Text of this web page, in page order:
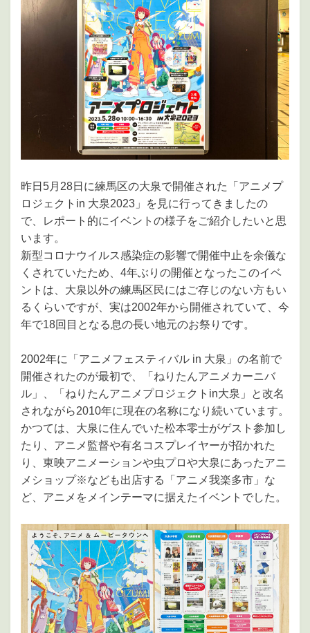
昨日5月28日に練馬区の大泉で開催された「アニメプ
ロジェクトin 大泉2023」を見に行ってきましたの
で、レポート的にイベントの様子をご紹介したいと思
います。
新型コロナウイルス感染症の影響で開催中止を余儀な
くされていたため、4年ぶりの開催となったこのイベ
ントは、大泉以外の練馬区民にはご存じのない方もい
るくらいですが、実は2002年から開催されていて、今
年で18回目となる息の長い地元のお祭りです。
2002年に「アニメフェスティバル in 大泉」の名前で
開催されたのが最初で、「ねりたんアニメカーニバ
ル」、「ねりたんアニメプロジェクトin大泉」と改名
されながら2010年に現在の名称になり続いています。
かつては、大泉に住んでいた松本零士がゲスト参加し
たり、アニメ監督や有名コスプレイヤーが招かれた
り、東映アニメーションや虫プロや大泉にあったアニ
メショップ※なども出店する「アニメ我楽多市」な
ど、アニメをメインテーマに据えたイベントでした。